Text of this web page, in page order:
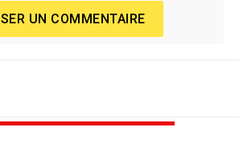
UN COMMENTAIRE